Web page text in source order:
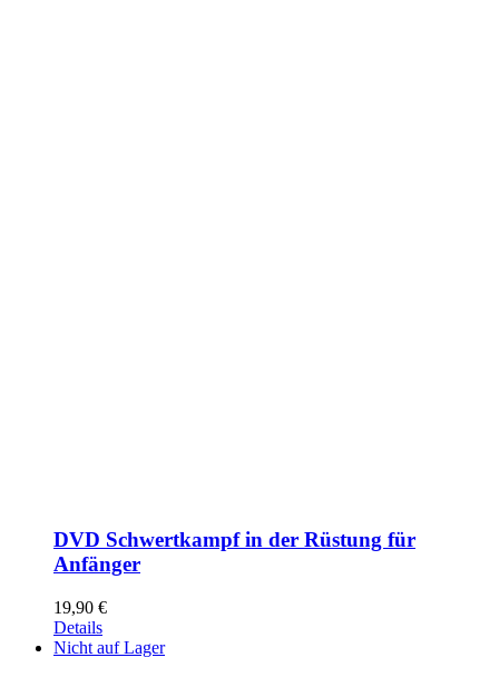
DVD Schwertkampf in der Rüstung für
Anfänger
19,90 €
Details
Nicht auf Lager